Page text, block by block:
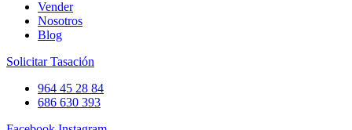
Vender
Nosotros
Blog
Solicitar Tasación
964 45 28 84
686 630 393